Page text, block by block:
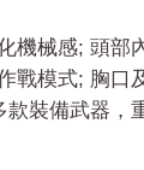
機械感; 頭部
戰模式; 胸口
裝備武器，